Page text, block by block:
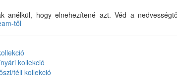
től
kollekció
téli kollekció
anélkül, hogy elnehezítené azt. Véd a